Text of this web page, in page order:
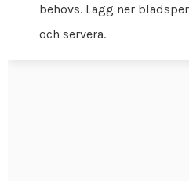
behövs. Lägg ner
och servera.